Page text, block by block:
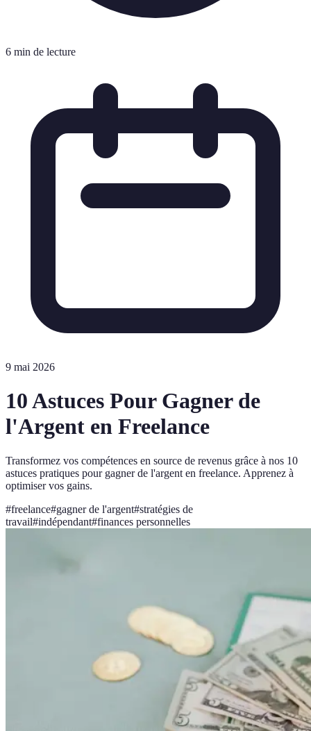
6 min de lecture
9 mai 2026
10 Astuces Pour Gagner de
l'Argent en Freelance
Transformez vos compétences en source de revenus grâce à nos 10
astuces pratiques pour gagner de l'argent en freelance. Apprenez à
optimiser vos gains.
#freelance#gagner de l'argent#stratégies de
travail#indépendant#finances personnelles